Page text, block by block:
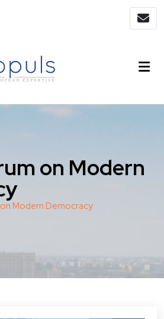
on Modern
Modern Democracy